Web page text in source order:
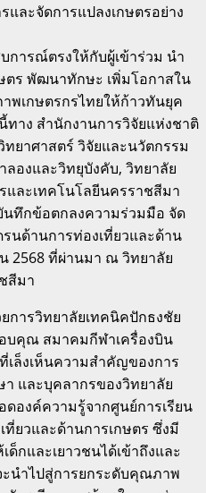
ละจัดการแปลงเกษตรอย่าง
การณ์ตรงให้กับผู้เข้าร่วม นำ
ตร พัฒนาทักษะ เพิ่มโอกาสใน
พเกษตรกรไทยให้ก้าวทันยุค
ทาง สำนักงานการวิจัยแห่งชาติ
ยาศาสตร์ วิจัยและนวัตกรรม
องและวิทยุบังคับ, วิทยาลัย
และเทคโนโลยีนครราชสีมา
นทึกข้อตกลงความร่วมมือ จัด
นด้านการท่องเที่ยวและด้าน
2568 ที่ผ่านมา ณ วิทยาลัย
สีมา
การวิทยาลัยเทคนิคปักธงชัย
บคุณ สมาคมกีฬาเครื่องบิน
เล็งเห็นความสำคัญของการ
และบุคลากรของวิทยาลัย
องค์ความรู้จากศูนย์การเรียน
ยวและด้านการเกษตร ซึ่งมี
กและเยาวชนได้เข้าถึงและ
ะนำไปสู่การยกระดับคุณภาพ